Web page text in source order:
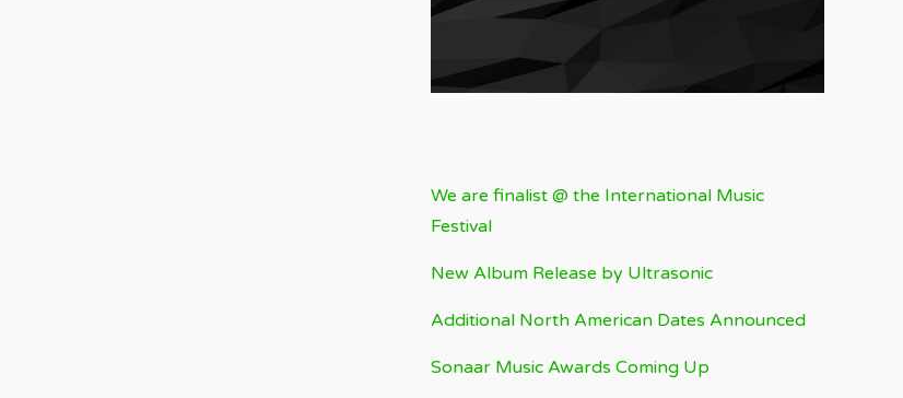
We are finalist @ the International Music
Festival
New Album Release by Ultrasonic
Additional North American Dates Announced
Sonaar Music Awards Coming Up